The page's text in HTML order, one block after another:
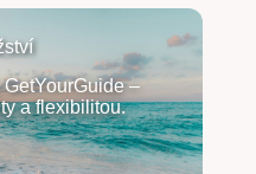
–
a flexibilitou.